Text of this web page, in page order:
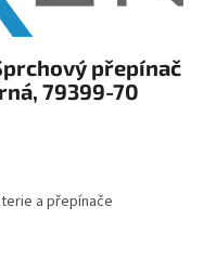
přepínač
79399-70
a přepínače